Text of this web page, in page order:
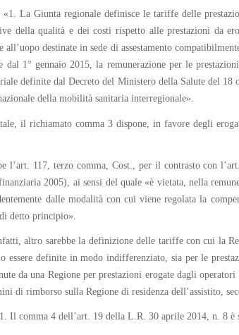
«1. La Giunta regionale definisce le tariffe delle
della qualità e dei costi rispetto alle prestazioni da
all’uopo destinate in sede di assestamento
1° gennaio 2015, la remunerazione per le
definite dal Decreto del Ministero della Salute del
della mobilità sanitaria interregionale».
il richiamato comma 3 dispone, in favore degli
l’art. 117, terzo comma, Cost., per il contrasto con
2005), ai sensi del quale «è vietata, nella
dalle modalità con cui viene regolata la
detto principio».
altro sarebbe la definizione delle tariffe con cui la
essere definite in modo indifferenziato, sia per le
da una Regione per prestazioni erogate dagli
di rimborso sulla Regione di residenza dell’assistito,
Il comma 4 dell’art. 19 della L.R. 30 aprile 2014, n. 8 è